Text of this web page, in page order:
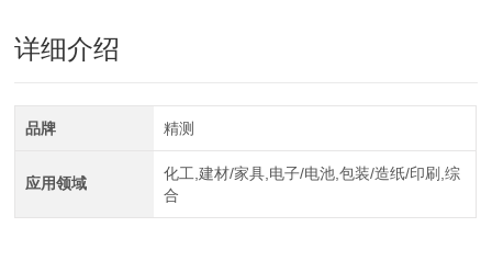
详细介绍
品牌 精测
应用领域
化工,建材/家具,电子/电池,包装/造纸/印刷,综
合